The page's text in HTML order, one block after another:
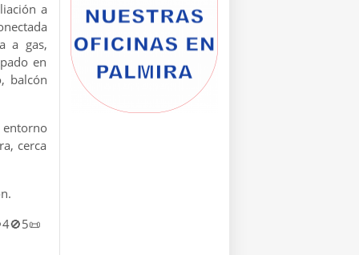
a
a gas,
en
balcón
cerca